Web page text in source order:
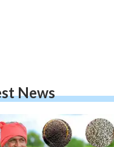
News